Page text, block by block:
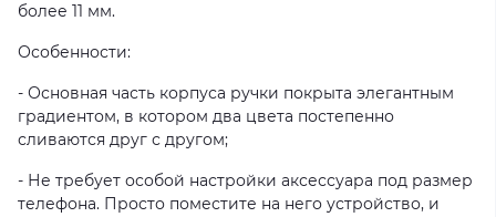
более 11 мм.
Особенности:
- Основная часть корпуса ручки покрыта элегантным
градиентом, в котором два цвета постепенно
сливаются друг с другом;
- Не требует особой настройки аксессуара под размер
телефона. Просто поместите на него устройство, и